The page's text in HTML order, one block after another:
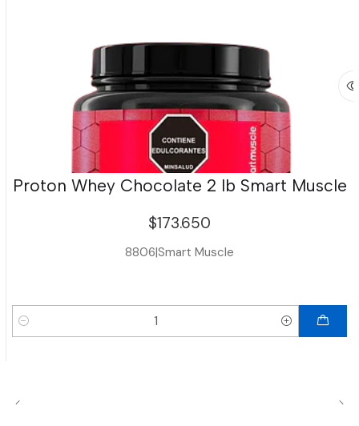
Proton Whey Chocolate 2 lb Smart Muscle
$173.650
8806|Smart Muscle
Cantidad